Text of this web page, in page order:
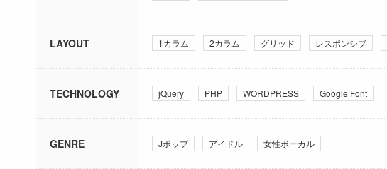
LAYOUT 1カラム 2カラム グリッド レスポンシブ
TECHNOLOGY jQuery PHP WORDPRESS Google Font
GENRE Jポップ アイドル 女性ボーカル